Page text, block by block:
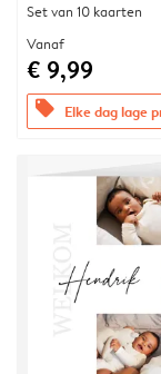
Set van 10 kaarten
Vanaf
€ 9,99
offers Elke dag lage